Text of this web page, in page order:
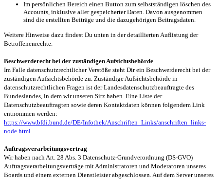
Im persönlichen Bereich einen Button zum selbstständigen löschen des
Accounts, inklusive aller gespeicherter Daten. Davon ausgenommen
sind die erstellten Beiträge und die dazugehörigen Beitragsdaten.
Weitere Hinweise dazu findest Du unten in der detaillierten Auflistung der
Betroffenenrechte.
Beschwerderecht bei der zuständigen Aufsichtsbehörde
Im Falle datenschutzrechtlicher Verstöße steht Dir ein Beschwerderecht bei der
zuständigen Aufsichtsbehörde zu. Zuständige Aufsichtsbehörde in
datenschutzrechtlichen Fragen ist der Landesdatenschutzbeauftragte des
Bundeslandes, in dem wir unseren Sitz haben. Eine Liste der
Datenschutzbeauftragten sowie deren Kontaktdaten können folgendem Link
entnommen werden:
https://www.bfdi.bund.de/DE/Infothek/Anschriften_Links/anschriften_links-
node.html
Auftragsverarbeitungsvertrag
Wir haben nach Art. 28 Abs. 3 Datenschutz-Grundverordnung (DS-GVO)
Auftragsverarbeitungsverträge mit Administratoren und Moderatoren unseres
Boards und einem externen Dienstleister abgeschlossen. Auf dem Server unseres